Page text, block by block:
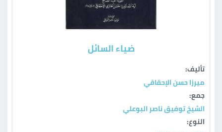
ضياء السائل
تأليف:
ميرزا حسن الإحقاقي
جمع:
الشيخ توفيق ناصر البوعلي
النوع: